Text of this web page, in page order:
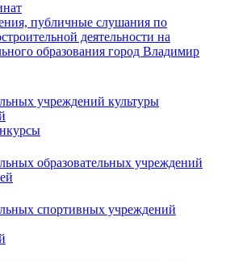
публичные слушания по
деятельности на
образования город Владимир
учреждений культуры
образовательных учреждений
спортивных учреждений